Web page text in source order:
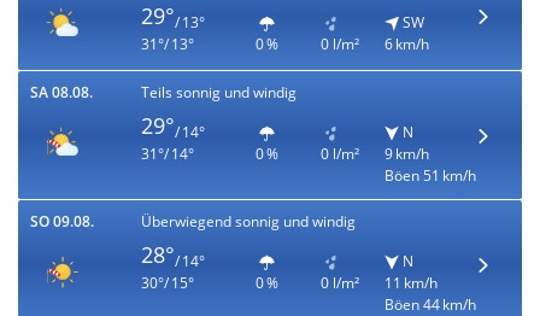
29°/ 13°
31°/ 13°
0 % 0 l/m²
SW
6 km/h
SA 08.08. Teils sonnig und windig
29°/ 14°
31°/ 14°
0 % 0 l/m²
N
9 km/h
Böen 51 km/h
SO 09.08. Überwiegend sonnig und windig
28°/ 14°
30°/ 15°
0 % 0 l/m²
N
11 km/h
Böen 44 km/h